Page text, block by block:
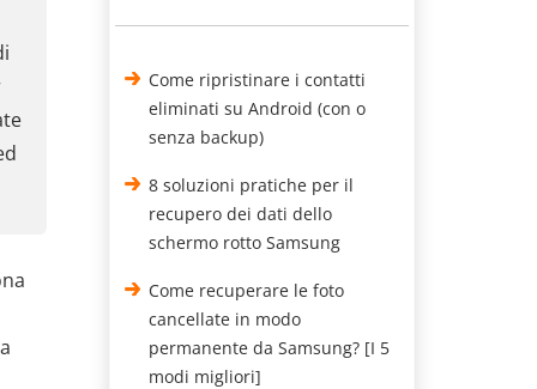
Come ripristinare i contatti
eliminati su Android (con o
senza backup)
8 soluzioni pratiche per il
recupero dei dati dello
schermo rotto Samsung
Come recuperare le foto
cancellate in modo
permanente da Samsung? [I 5
modi migliori]